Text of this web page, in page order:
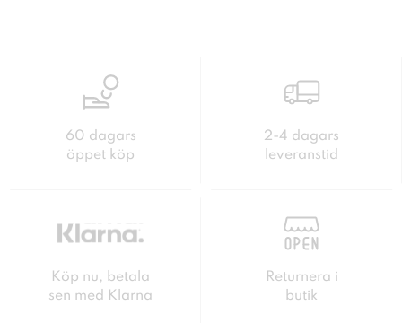
60 dagars
öppet köp
2-4 dagars
leveranstid
Köp nu, betala
sen med Klarna
Returnera i
butik